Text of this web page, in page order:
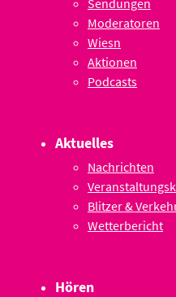
Moderatoren
Wiesn
Aktionen
Podcasts
Aktuelles
Nachrichten
Blitzer &
Wetterbericht
Hören